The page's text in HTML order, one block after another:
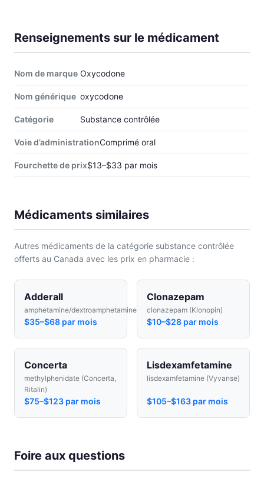
Renseignements sur le médicament
Nom de marque Oxycodone
Nom générique oxycodone
Catégorie Substance contrôlée
Voie d’administrationComprimé oral
Fourchette de prix$13–$33 par mois
Médicaments similaires
Autres médicaments de la catégorie substance contrôlée
offerts au Canada avec les prix en pharmacie :
Adderall
amphetamine/dextroamphetamine
$35–$68 par mois
Clonazepam
clonazepam (Klonopin)
$10–$28 par mois
Concerta
methylphenidate (Concerta,
Ritalin)
$75–$123 par mois
Lisdexamfetamine
lisdexamfetamine (Vyvanse)
$105–$163 par mois
Foire aux questions